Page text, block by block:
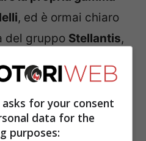
, ed è ormai chiaro
del gruppo Stellantis,
saranno i gioiellini
ritorno di un nome
del brand
for your consent
data for the
purposes: